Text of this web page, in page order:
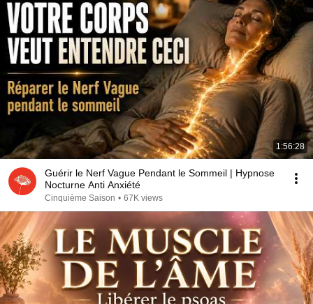
1:56:28
Guérir le Nerf Vague Pendant le Sommeil | Hypnose
Nocturne Anti Anxiété
Cinquième Saison • 67K views